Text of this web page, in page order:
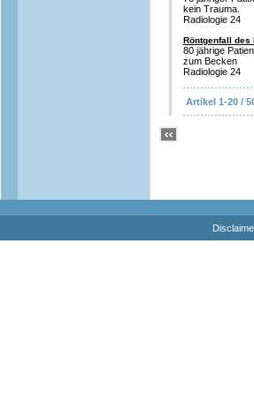
kein Trauma.
Radiologie 24
Röntgenfall des
80 jährige
zum Becken
Radiologie 24
Artikel 1-20 /